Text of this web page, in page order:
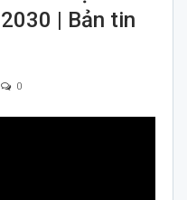
| Bản tin
0